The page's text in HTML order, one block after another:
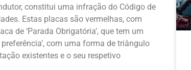
constitui uma infração do Código de
Estas placas são vermelhas, com
de ‘Parada Obrigatória’, que tem um
com uma forma de triângulo
existentes e o seu respetivo